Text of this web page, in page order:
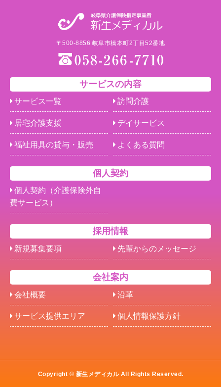
〒500-8856 岐阜市橋本町2丁目52番地
サービスの内容
サービス一覧 訪問介護
居宅介護支援 デイサービス
福祉用具の貸与・販売 よくある質問
個人契約
個人契約（介護保険外自
費サービス）
採用情報
新規募集要項 先輩からのメッセージ
会社案内
会社概要 沿革
サービス提供エリア 個人情報保護方針
Copyright © 新生メディカル All Rights Reserved.